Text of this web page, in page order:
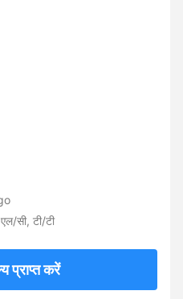
सी, टी/टी
प्राप्त करें